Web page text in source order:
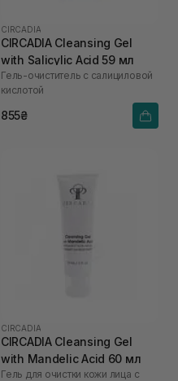
CIRCADIA
CIRCADIA Cleansing Gel
with Salicylic Acid 59 мл
Гель-очиститель с салициловой
кислотой
855₴
CIRCADIA
CIRCADIA Cleansing Gel
with Mandelic Acid 60 мл
Гель для очистки кожи лица с